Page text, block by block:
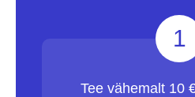
1
Tee vähemalt 10